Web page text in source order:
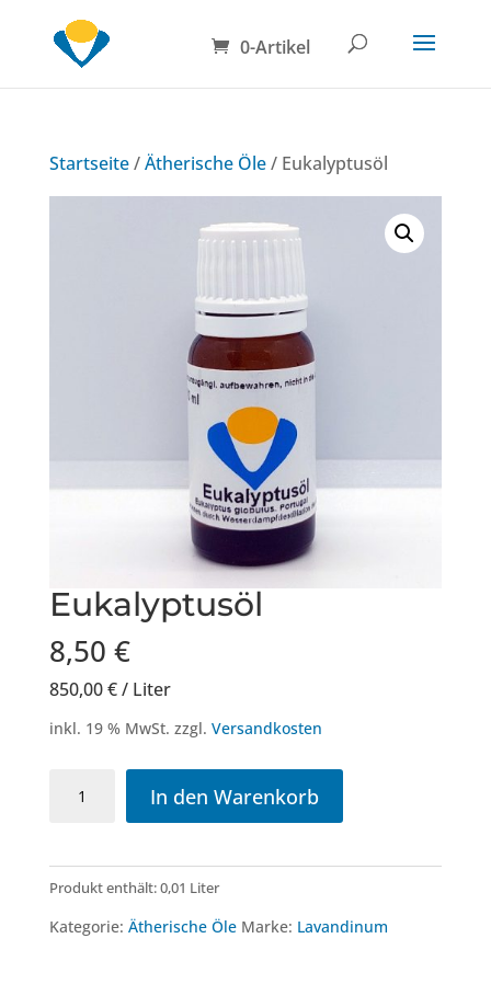
0-Artikel
Startseite/Ätherische Öle/ Eukalyptusöl
Eukalyptusöl
8,50 €
850,00€/ Liter
inkl. 19 % MwSt. zzgl. Versandkosten
In den Warenkorb
Produkt enthält: 0,01 Liter
Kategorie: Ätherische Öle Marke: Lavandinum